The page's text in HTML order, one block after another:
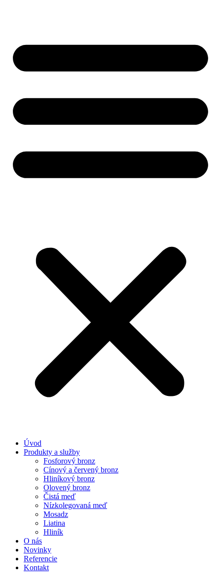
Úvod
Produkty a služby
Fosforový bronz
Cínový a červený bronz
Hliníkový bronz
Olovený bronz
Čistá​ meď
Nízkolegovaná meď
Mosadz
Liatina
Hliník
O nás
Novinky
Referencie
Kontakt